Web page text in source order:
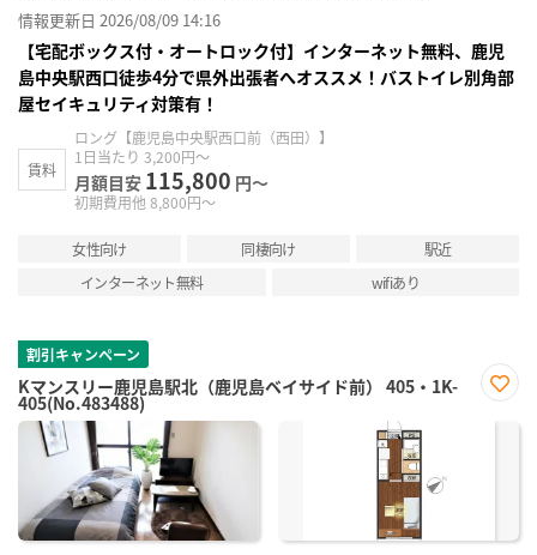
情報更新日 2026/08/09 14:16
【宅配ボックス付・オートロック付】インターネット無料、鹿児
島中央駅西口徒歩4分で県外出張者へオススメ！バストイレ別角部
屋セイキュリティ対策有！
賃料
ロング【鹿児島中央駅西口前（西田）】
1日当たり 3,200円～
月額目安 115,800 円～
初期費用他 8,800円～
女性向け 同棲向け
駅近
インターネット無料
wifiあり
割引キャンペーン
Kマンスリー鹿児島駅北（鹿児島ベイサイド前） 405・1K-
405(No.483488)
に入